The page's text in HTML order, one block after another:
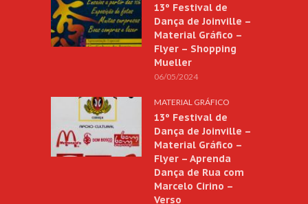
13º Festival de
Dança de Joinville –
Material Gráfico –
Flyer – Shopping
Mueller
06/05/2024
MATERIAL GRÁFICO
13º Festival de
Dança de Joinville –
Material Gráfico –
Flyer – Aprenda
Dança de Rua com
Marcelo Cirino –
Verso